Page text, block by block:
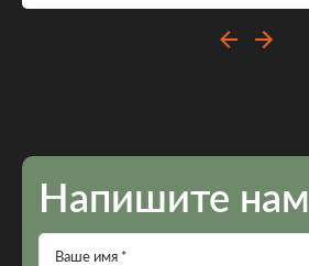
Напишите нам
Ваше имя *